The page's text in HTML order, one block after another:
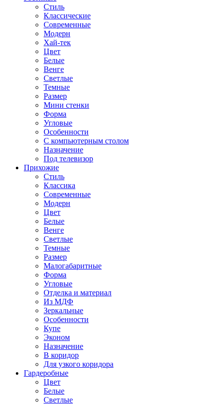
Стиль
Классические
Современные
Модерн
Хай-тек
Цвет
Белые
Венге
Светлые
Темные
Размер
Мини стенки
Форма
Угловые
Особенности
С компьютерным столом
Назначение
Под телевизор
Прихожие
Стиль
Классика
Современные
Модерн
Цвет
Белые
Венге
Светлые
Темные
Размер
Малогабаритные
Форма
Угловые
Отделка и материал
Из МДФ
Зеркальные
Особенности
Купе
Эконом
Назначение
В коридор
Для узкого коридора
Гардеробные
Цвет
Белые
Светлые